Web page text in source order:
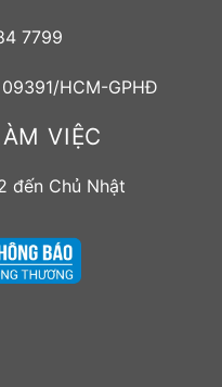
7799
HCM-GPHĐ
VIỆC
đến Chủ Nhật